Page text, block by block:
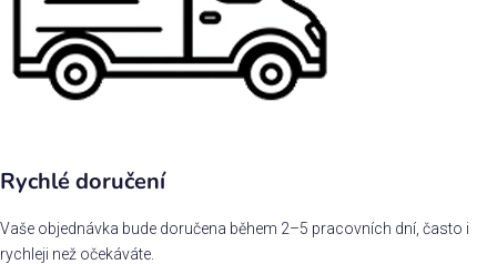
Rychlé doručení
Vaše objednávka bude doručena během 2–5 pracovních dní, často i
rychleji než očekáváte.